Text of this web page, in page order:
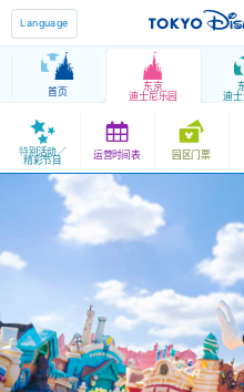
Language
首页 东京
迪士尼乐园 迪
特别活动／
精彩节目 运营时间表 园区门票